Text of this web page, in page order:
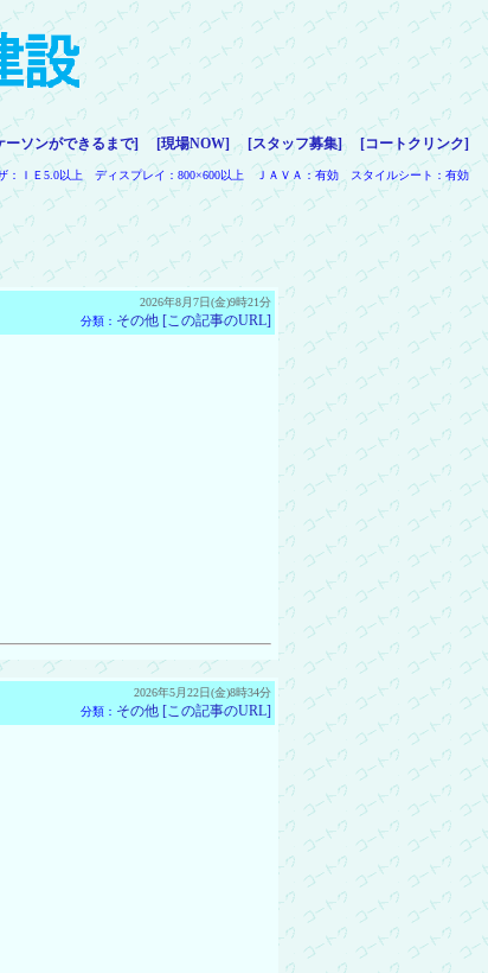
ーソンができるまで] [現場NOW] [スタッフ募集] [コートクリンク]
ＩＥ5.0以上 ディスプレイ：800×600以上 ＪＡＶＡ：有効 スタイルシート：有効
2026年8月7日(金)9時21分
分類： その他 [この記事のURL]
2026年5月22日(金)8時34分
分類： その他 [この記事のURL]